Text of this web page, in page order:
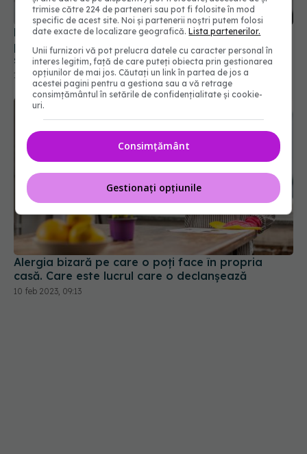
La ce temperatură trebuie spălate lenjeriile de
pat. De să nu folosești balsam de rufe. Cum să
scapi de acarieni și bacterii
19 feb 2024, 13:18
Alergia bizară pe care o poți face în propria
casă. Care este lucrul care o declanșează
10 feb 2023, 09:13
trimise către 224 de parteneri sau pot fi folosite în mod
specific de acest site. Noi și partenerii noștri putem folosi
date exacte de localizare geografică.Lista partenerilor.
Unii furnizori vă pot prelucra datele cu caracter personal în
interes legitim, față de care puteți obiecta prin gestionarea
opțiunilor de mai jos. Căutați un link în partea de jos a
acestei pagini pentru a gestiona sau a vă retrage
consimțământul în setările de confidențialitate și cookie-
uri.
Consimțământ
Gestionați opțiunile